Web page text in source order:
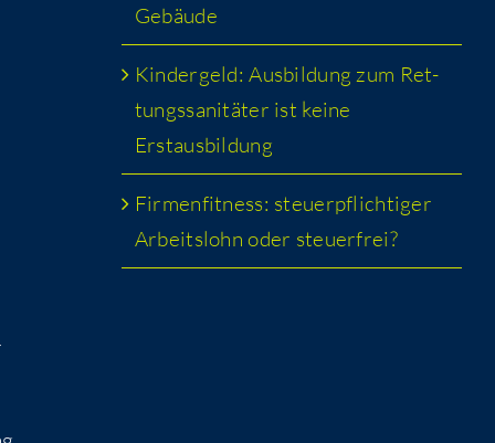
Gebäude
Kin­der­geld: Aus­bil­dung zum Ret­
tungs­sa­ni­tä­ter ist kei­ne
Erstausbildung
Fir­men­fit­ness: steu­er­pflich­ti­ger
Arbeits­lohn oder steuerfrei?